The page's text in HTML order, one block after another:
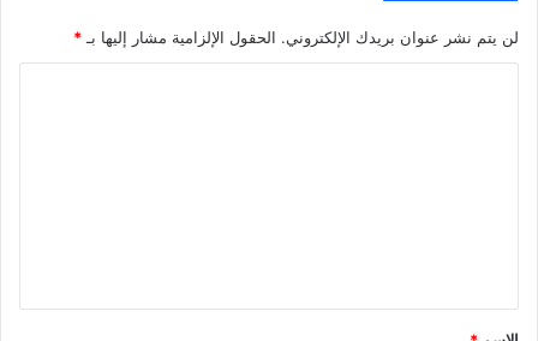
لن يتم نشر عنوان بريدك الإلكتروني. الحقول الإلزامية مشار إليها بـ *
*